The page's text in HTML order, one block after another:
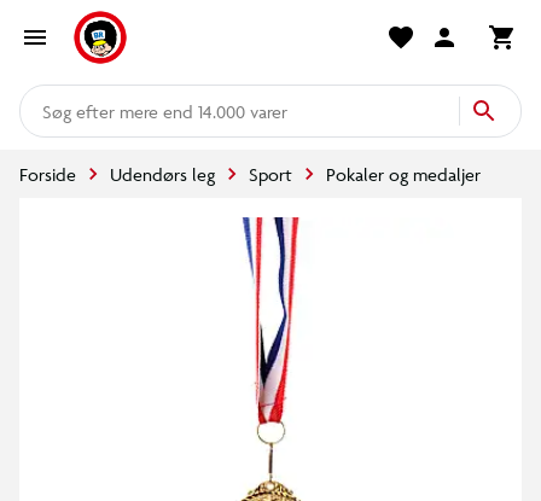
mere end 14.000 varer
Forside Udendørs leg Sport Pokaler og medaljer